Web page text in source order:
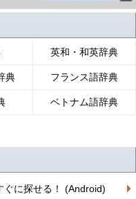
英和・和英辞典
典 フランス語辞典
ベトナム語辞典
ぐに探せる！ (Android)